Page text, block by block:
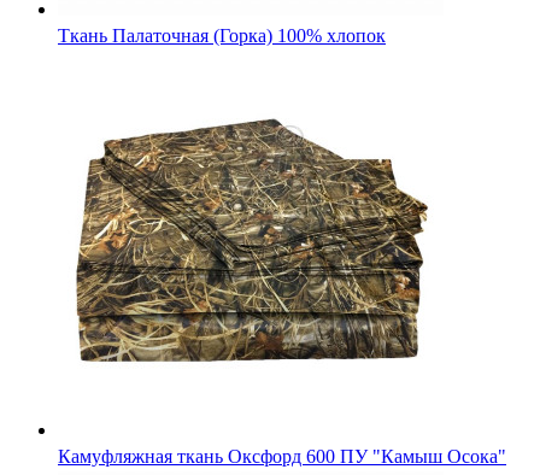
Камуфляжная ткань Оксфорд 600 ПУ "Камыш Осока"
Ткань камуфляж "Грета" Смесовая (80%пэ / 20%хл),